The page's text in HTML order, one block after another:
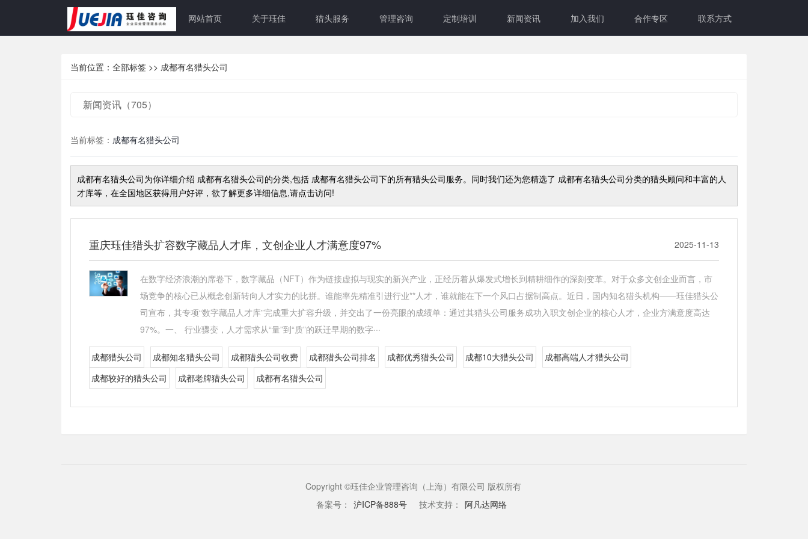
网站首页 关于珏佳 猎头服务 管理咨询 定制培训 新闻资讯 加入我们 合作专区 联系方式
当前位置： 全部标签 >> 成都有名猎头公司
新闻资讯（705）
当前标签： 成都有名猎头公司
成都有名猎头公司为你详细介绍 成都有名猎头公司的分类,包括 成都有名猎头公司下的所有猎头公司服务。同时我们还为您精选了 成都有名猎头公司分类的猎头顾问和丰富的人
才库等，在全国地区获得用户好评，欲了解更多详细信息,请点击访问!
重庆珏佳猎头扩容数字藏品人才库，文创企业人才满意度97% 2025-11-13
在数字经济浪潮的席卷下，数字藏品（NFT）作为链接虚拟与现实的新兴产业，正经历着从爆发式增长到精耕细作的深刻变革。对于众多文创企业而言，市
场竞争的核心已从概念创新转向人才实力的比拼。谁能率先精准引进行业**人才，谁就能在下一个风口占据制高点。近日，国内知名猎头机构——珏佳猎头公
司宣布，其专项“数字藏品人才库”完成重大扩容升级，并交出了一份亮眼的成绩单：通过其猎头公司服务成功入职文创企业的核心人才，企业方满意度高达
97%。一、 行业骤变，人才需求从“量”到“质”的跃迁早期的数字···
成都猎头公司 成都知名猎头公司 成都猎头公司收费 成都猎头公司排名 成都优秀猎头公司 成都10大猎头公司
成都高端人才猎头公司
成都较好的猎头公司
成都老牌猎头公司 成都有名猎头公司
Copyright ©珏佳企业管理咨询（上海）有限公司 版权所有
备案号： 沪ICP备888号 技术支持： 阿凡达网络